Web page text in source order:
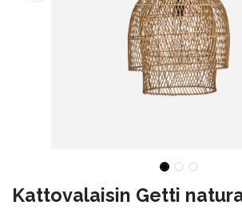
Kattovalaisin Getti